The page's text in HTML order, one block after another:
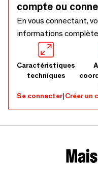
compte ou
En vous connectant,
informations
Caractéristiques
techniques
Se connecter|Créer un